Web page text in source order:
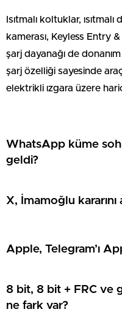
Isıtmalı koltuklar,
kamerası, Keyless Entry
şarj dayanağı de
şarj özelliği sayesinde
elektrikli ızgara üzere
WhatsApp küme
geldi?
X, İmamoğlu kararını
Apple, Telegram’ı
8 bit, 8 bit + FRC ve
ne fark var?